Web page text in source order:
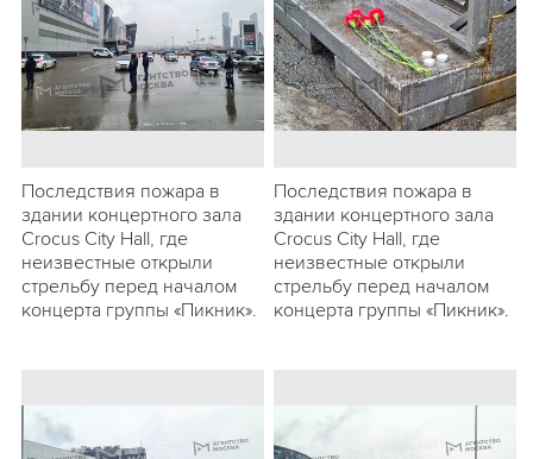
Последствия пожара в
здании концертного зала
Crocus City Hall, где
неизвестные открыли
стрельбу перед началом
концерта группы «Пикник».
Последствия пожара в
здании концертного зала
Crocus City Hall, где
неизвестные открыли
стрельбу перед началом
концерта группы «Пикник».